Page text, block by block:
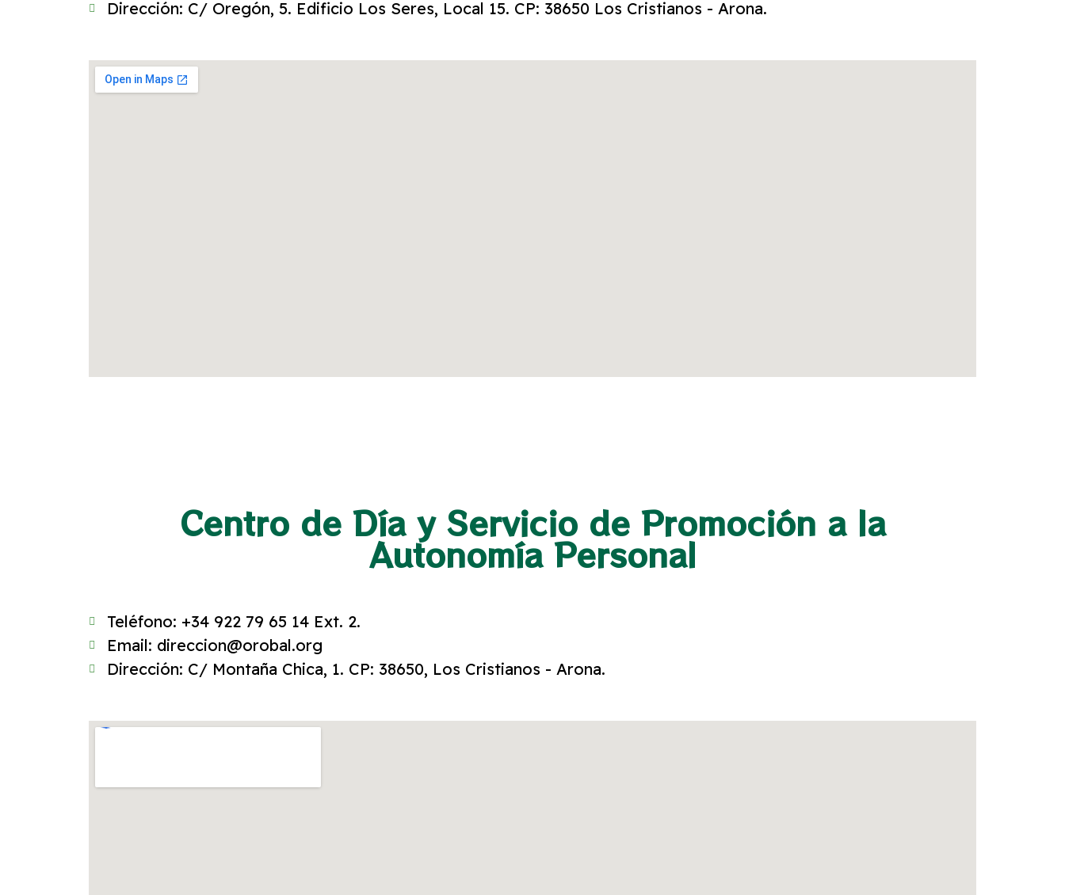
Dirección: C/ Oregón, 5. Edificio Los Seres, Local 15. CP: 38650 Los Cristianos - Arona.
Centro de Día y Servicio de Promoción a la
Autonomía Personal
Teléfono: +34 922 79 65 14 Ext. 2.
Email: direccion@orobal.org
Dirección: C/ Montaña Chica, 1. CP: 38650, Los Cristianos - Arona.